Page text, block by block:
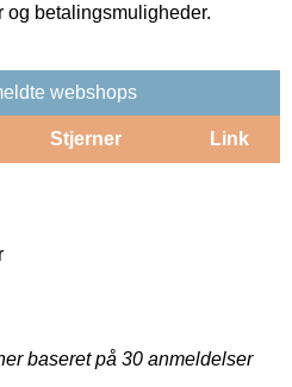
og betalingsmuligheder.
webshops
Stjerner Link
baseret på 30 anmeldelser